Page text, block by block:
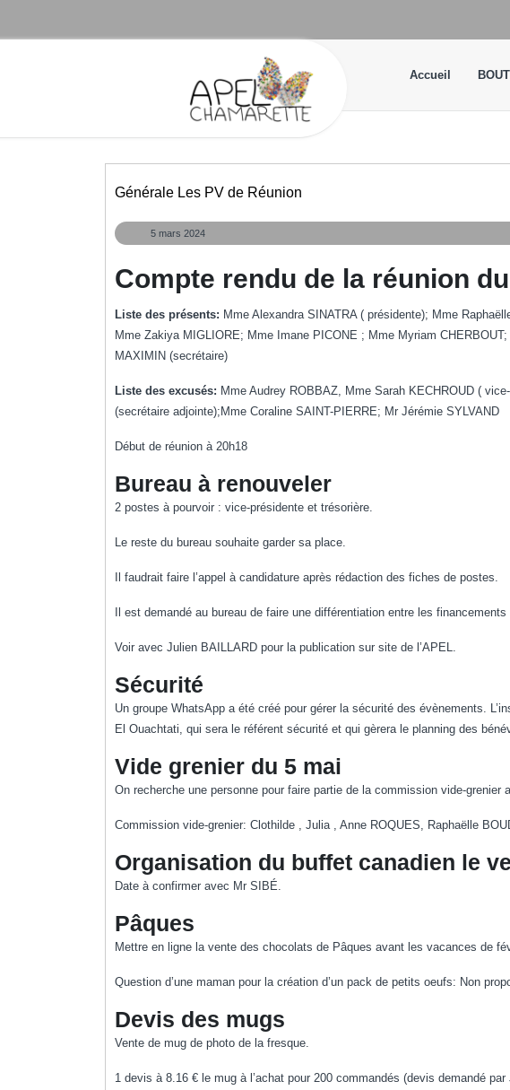
Accueil
Générale Les PV de Réunion
5 mars 2024
mars
Compte rendu de la réunion
Liste des présents: Mme Alexandra SINATRA ( présidente); Mme
Mme Zakiya MIGLIORE; Mme Imane PICONE ; Mme Myriam
MAXIMIN (secrétaire)
Liste des excusés: Mme Audrey ROBBAZ, Mme Sarah KECHROUD (
(secrétaire adjointe);Mme Coraline SAINT-PIERRE; Mr Jérémie SYLVAND
Début de réunion à 20h18
Bureau à renouveler
2 postes à pourvoir : vice-présidente et trésorière.
Le reste du bureau souhaite garder sa place.
Il faudrait faire l’appel à candidature après rédaction des fiches de postes.
Il est demandé au bureau de faire une différentiation entre les
Voir avec Julien BAILLARD pour la publication sur site de l’APEL.
Sécurité
Un groupe WhatsApp a été créé pour gérer la sécurité des évènements.
El Ouachtati, qui sera le référent sécurité et qui gèrera le planning des
Vide grenier du 5 mai
On recherche une personne pour faire partie de la commission vide-
Commission vide-grenier: Clothilde , Julia , Anne ROQUES, Raphaëlle
Organisation du buffet canadien le
Date à confirmer avec Mr SIBÉ.
Pâques
Mettre en ligne la vente des chocolats de Pâques avant les vacances de
Question d’une maman pour la création d’un pack de petits oeufs: Non
Devis des mugs
Vente de mug de photo de la fresque.
1 devis à 8.16 € le mug à l’achat pour 200 commandés (devis demandé par